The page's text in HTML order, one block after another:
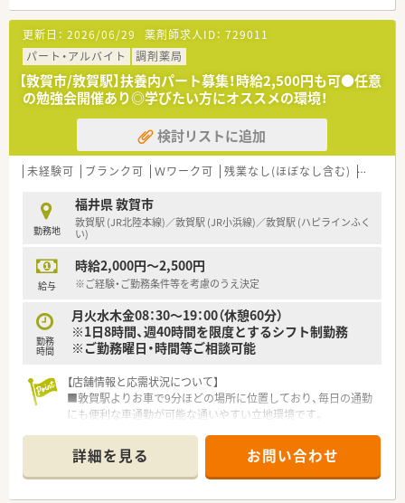
【法人特徴について】
■福井県敦賀市内に4店舗を展開し、創業から80年という長い歴
史を持ち地域住民から厚い信頼を得ている老舗の企業です。
■代表ご自身も現場に入って気さくにコミュニケーションを取
られているため、風通しが良く非常に働きやすい温かい社風で
す。
■地域への貢献を最優先に考えて採算度外視の設備投資を行う
など、常に患者様第一の姿勢を貫いている魅力的な法人です。
【職場環境と雰囲気】
に協力し合いながら和やかな雰囲気の中で業務を行っていま
す。
■薬剤師と事務スタッフがしっかりと連携を取り合っており、業
す。
■充実した設備環境の中で落ち着いて業務を進めることができ、
更新日： 2026/06/29 薬剤師求人ID： 729011
パート・アルバイト
調剤薬局
【敦賀市/敦賀駅】扶養内パート募集！時給2,500円も可●任意
の勉強会開催あり◎学びたい方にオススメの環境！
検討リストに追加
未経験可 ブランク可 Ｗワーク可 残業なし(ほぼなし含む) 転勤な
勤務地
福井県 敦賀市
敦賀駅 (JR北陸本線)／敦賀駅 (JR小浜線)／敦賀駅 (ハピラインふく
い)
給与
時給2,000円～2,500円
※ご経験・ご勤務条件等を考慮のうえ決定
勤務
時間
月火水木金08：30～19：00（休憩60分）
※1日8時間、週40時間を限度とするシフト制勤務
※ご勤務曜日・時間等ご相談可能
【店舗情報と応需状況について】
■敦賀駅よりお車で9分ほどの場所に位置しており、毎日の通勤
にも便利な車通勤が可能な通いやすい立地環境です。
処方箋を応需しており、落ち着いて業務に取り組めます。
■内科や外科から眼科や皮膚科など非常に多岐にわたる幅広い
科目を応需し、居宅への在宅医療にも対応しております。
詳細を見る お問い合わせ